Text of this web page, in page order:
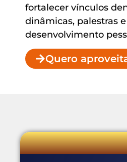
fortalecer vínculos
dinâmicas, palestras
desenvolvimento
Quero